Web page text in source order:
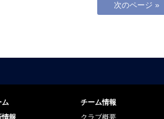
次のページ »
ム
チーム情報